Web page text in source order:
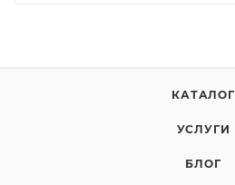
КАТАЛОГ
УСЛУГИ
БЛОГ